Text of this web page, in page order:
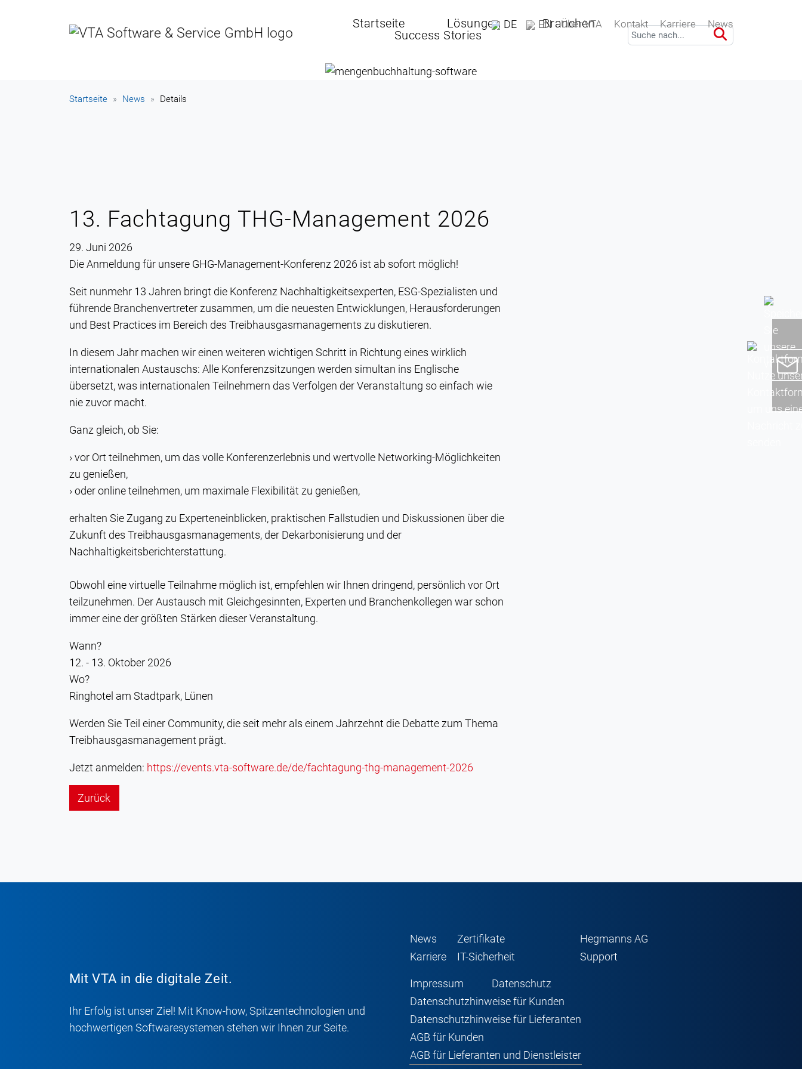
DE EN Über VTA Kontakt Karriere News
Startseite Lösungen
Branchen
Success Stories
Startseite News Details
13. Fachtagung THG-Management 2026
29. Juni 2026
Die Anmeldung für unsere GHG-Management-Konferenz 2026 ist ab sofort möglich!
Seit nunmehr 13 Jahren bringt die Konferenz Nachhaltigkeitsexperten, ESG-Spezialisten und
führende Branchenvertreter zusammen, um die neuesten Entwicklungen, Herausforderungen
und Best Practices im Bereich des Treibhausgasmanagements zu diskutieren.
In diesem Jahr machen wir einen weiteren wichtigen Schritt in Richtung eines wirklich
internationalen Austauschs: Alle Konferenzsitzungen werden simultan ins Englische
übersetzt, was internationalen Teilnehmern das Verfolgen der Veranstaltung so einfach wie
nie zuvor macht.
Ganz gleich, ob Sie:
vor Ort teilnehmen, um das volle Konferenzerlebnis und wertvolle Networking-Möglichkeiten
zu genießen,
oder online teilnehmen, um maximale Flexibilität zu genießen,
erhalten Sie Zugang zu Experteneinblicken, praktischen Fallstudien und Diskussionen über die
Zukunft des Treibhausgasmanagements, der Dekarbonisierung und der
Nachhaltigkeitsberichterstattung.
Obwohl eine virtuelle Teilnahme möglich ist, empfehlen wir Ihnen dringend, persönlich vor Ort
teilzunehmen. Der Austausch mit Gleichgesinnten, Experten und Branchenkollegen war schon
immer eine der größten Stärken dieser Veranstaltung.
Wann?
12. - 13. Oktober 2026
Wo?
Ringhotel am Stadtpark, Lünen
Werden Sie Teil einer Community, die seit mehr als einem Jahrzehnt die Debatte zum Thema
Treibhausgasmanagement prägt.
Jetzt anmelden: https://events.vta-software.de/de/fachtagung-thg-management-2026
Zurück
Mit VTA in die digitale Zeit.
Ihr Erfolg ist unser Ziel! Mit Know-how, Spitzentechnologien und
hochwertigen Softwaresystemen stehen wir Ihnen zur Seite.
Hegmanns AG
Support
News
Zertifikate
Karriere
IT-Sicherheit
Impressum
Datenschutz
Datenschutzhinweise für Kunden
Datenschutzhinweise für Lieferanten
AGB für Kunden
AGB für Lieferanten und Dienstleister